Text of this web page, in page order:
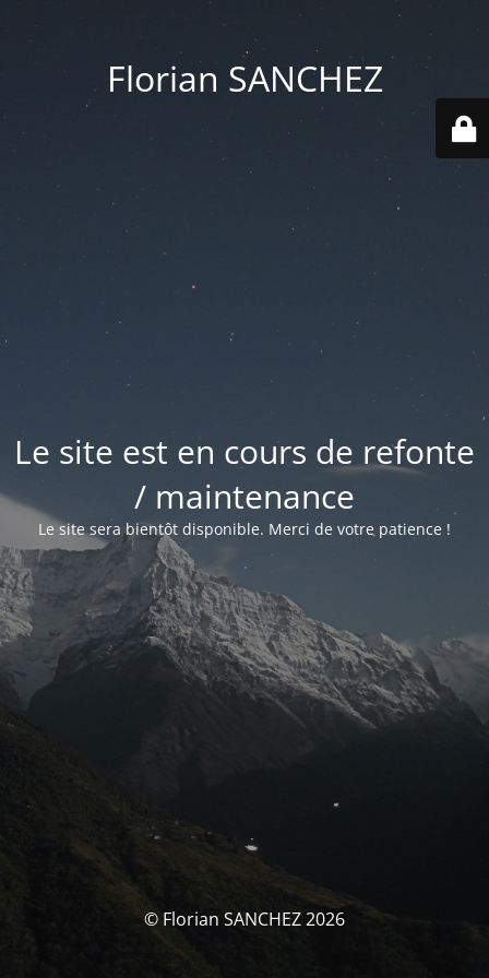
Florian SANCHEZ
Le site est en cours de refonte
/ maintenance
Le site sera bientôt disponible. Merci de votre patience !
© Florian SANCHEZ 2026